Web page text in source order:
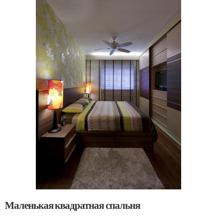
Маленькая квадратная спальня